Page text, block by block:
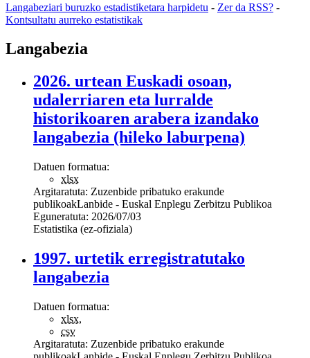
Langabeziari buruzko estadistiketara harpidetu - Zer da RSS? -
Kontsultatu aurreko estatistikak
Langabezia
2026. urtean Euskadi osoan,
udalerriaren eta lurralde
historikoaren arabera izandako
langabezia (hileko laburpena)
Datuen formatua:
xlsx
Argitaratuta: Zuzenbide pribatuko erakunde
publikoakLanbide - Euskal Enplegu Zerbitzu Publikoa
Eguneratuta: 2026/07/03
Estatistika (ez-ofiziala)
1997. urtetik erregistratutako
langabezia
Datuen formatua:
xlsx,
csv
Argitaratuta: Zuzenbide pribatuko erakunde